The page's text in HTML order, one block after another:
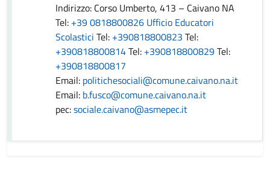
Indirizzo: Corso Umberto, 413 – Caivano NA
Tel: +39 0818800826 Ufficio Educatori
Scolastici Tel: +390818800823 Tel:
+390818800814Tel: +390818800829Tel:
+390818800817
Email: politichesociali@comune.caivano.na.it
Email: b.fusco@comune.caivano.na.it
pec:sociale.caivano@asmepec.it